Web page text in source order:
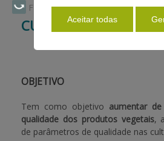
Faça Swipe para ver o menu
AJUDAS/APOIOS
INFORMAÇÕES
PAGAMENTOS
CULTURAS ARVENSES
OBJETIVO
Tem como objetivo aumentar
qualidade dos produtos vegetais,
de parâmetros de qualidade nas
Aceitar todas